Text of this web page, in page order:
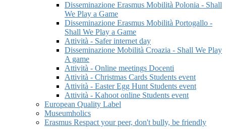
Disseminazione Erasmus Mobilità Polonia - Shall
We Play a Game
Disseminazione Erasmus Mobilità Portogallo -
Shall We Play a Game
Attività - Safer internet day
Disseminazione Mobilità Croazia - Shall We Play
A game
Attività - Online meetings Docenti
Attività - Christmas Cards Students event
Attività - Easter Egg Hunt Students event
Attività - Kahoot online Students event
European Quality Label
Museumholics
Erasmus Respact your peer, don't bully, be friendly